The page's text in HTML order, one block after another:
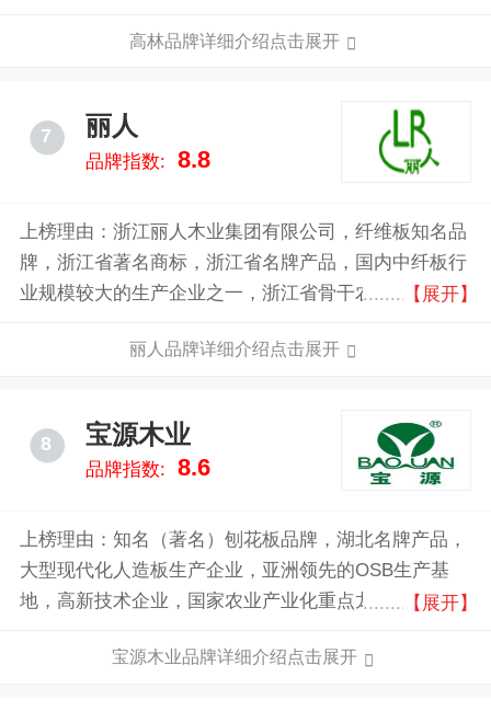
高林品牌详细介绍点击展开
7 丽人
品牌指数: 8.8
上榜理由：浙江丽人木业集团有限公司，纤维板知名品
牌，浙江省著名商标，浙江省名牌产品，国内中纤板行
业规模较大的生产企业之一，浙江省骨干农业龙头企
【展开】
丽人品牌详细介绍点击展开
8 宝源木业
品牌指数: 8.6
上榜理由：知名（著名）刨花板品牌，湖北名牌产品，
大型现代化人造板生产企业，亚洲领先的OSB生产基
地，高新技术企业，国家农业产业化重点龙头企业，湖
【展开】
宝源木业品牌详细介绍点击展开